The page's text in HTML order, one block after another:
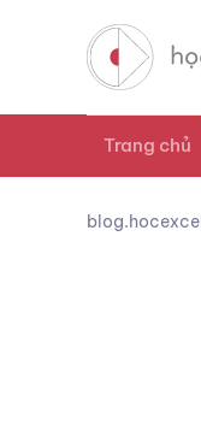
Trang chủ